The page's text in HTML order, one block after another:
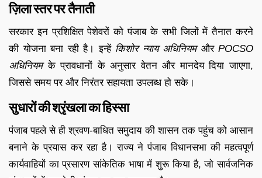
ज़िला स्तर पर तैनाती
सरकार इन प्रशिक्षित पेशेवरों को पंजाब के सभी जिलों में तैनात करने
की योजना बना रही है। इन्हें किशोर न्याय अधिनियमऔर POCSO
अधिनियमके प्रावधानों के अनुसार वेतन और मानदेय दिया जाएगा,
जिससे समय पर और निरंतर सहायता उपलब्ध हो सके।
सुधारों की श्रृंखला का हिस्सा
पंजाब पहले से ही श्रवण-बाधित समुदाय की शासन तक पहुंच को आसान
बनाने के प्रयास कर रहा है। राज्य ने पंजाब विधानसभा की महत्वपूर्ण
कार्यवाहियों का प्रसारण सांकेतिक भाषा में शुरू किया है, जो सार्वजनिक